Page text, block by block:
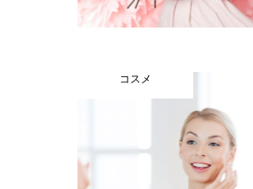
コスメ